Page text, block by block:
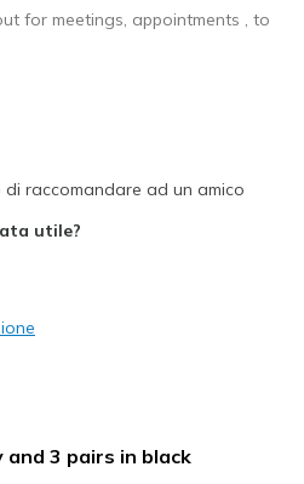
for meetings, appointments , to
to size
Shoes
di raccomandare ad un amico
utile?
and 3 pairs in black